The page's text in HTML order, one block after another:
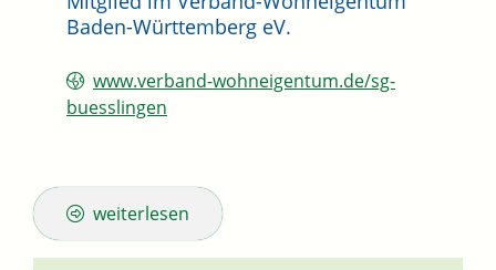
Baden-Württemberg eV.
www.verband-wohneigentum.de/sg-
buesslingen
weiterlesen